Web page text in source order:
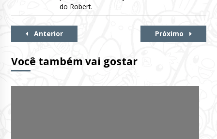
do Robert.
Continue
Anterior Próximo
Você também vai gostar